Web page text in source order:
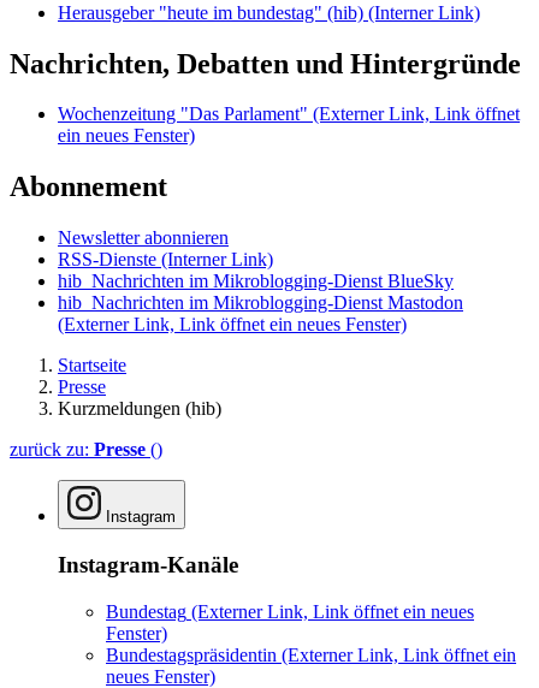
Herausgeber "heute im bundestag" (hib) (Interner Link)
Nachrichten, Debatten und Hintergründe
Wochenzeitung "Das Parlament" (Externer Link, Link öffnet
ein neues Fenster)
Abonnement
Newsletter abonnieren
RSS-Dienste (Interner Link)
hib_Nachrichten im Mikroblogging-Dienst BlueSky
hib_Nachrichten im Mikroblogging-Dienst Mastodon
(Externer Link, Link öffnet ein neues Fenster)
Startseite
Presse
Kurzmeldungen (hib)
zurück zu: Presse ()
Instagram
Instagram-Kanäle
Bundestag (Externer Link, Link öffnet ein neues
Fenster)
Bundestagspräsidentin (Externer Link, Link öffnet ein
neues Fenster)